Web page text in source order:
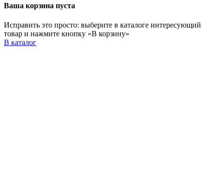
Ваша корзина пуста
Исправить это просто: выберите в каталоге интересующий
товар и нажмите кнопку «В корзину»
В каталог